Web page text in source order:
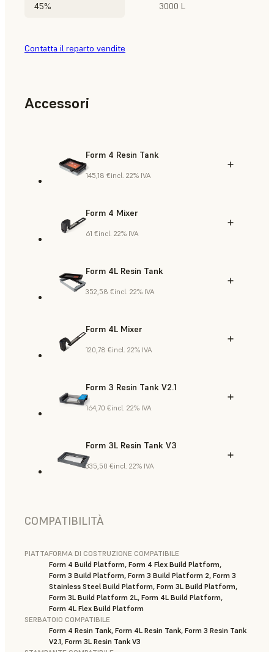
45% 3000 L
Contatta il reparto vendite
Accessori
Form 4 Resin Tank
145,18 €incl. 22% IVA
Form 4 Mixer
61 €incl. 22% IVA
Form 4L Resin Tank
352,58 €incl. 22% IVA
Form 4L Mixer
120,78 €incl. 22% IVA
Form 3 Resin Tank V2.1
164,70 €incl. 22% IVA
Form 3L Resin Tank V3
335,50 €incl. 22% IVA
COMPATIBILITÀ
PIATTAFORMA DI COSTRUZIONE COMPATIBILE
Form 4 Build Platform, Form 4 Flex Build Platform,
Form 3 Build Platform, Form 3 Build Platform 2, Form 3
Stainless Steel Build Platform, Form 3L Build Platform,
Form 3L Build Platform 2L, Form 4L Build Platform,
Form 4L Flex Build Platform
SERBATOIO COMPATIBILE
Form 4 Resin Tank, Form 4L Resin Tank, Form 3 Resin Tank
V2.1, Form 3L Resin Tank V3